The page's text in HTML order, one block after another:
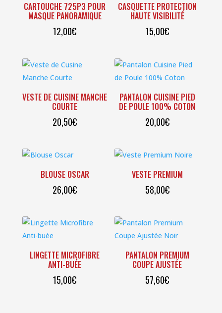
CARTOUCHE 725P3 POUR
MASQUE PANORAMIQUE
12,00€
CASQUETTE PROTECTION
HAUTE VISIBILITÉ
15,00€
VESTE DE CUISINE MANCHE
COURTE
20,50€
PANTALON CUISINE PIED
DE POULE 100% COTON
20,00€
BLOUSE OSCAR
26,00€
VESTE PREMIUM
58,00€
LINGETTE MICROFIBRE
ANTI-BUÉE
15,00€
PANTALON PREMIUM
COUPE AJUSTÉE
57,60€